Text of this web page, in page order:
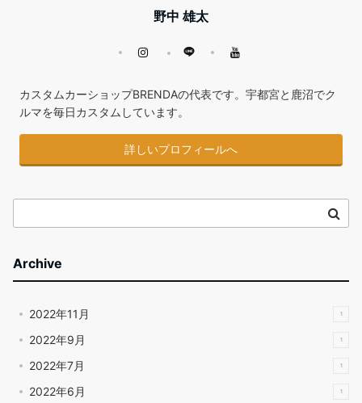
野中 雄太
カスタムカーショップBRENDAの代表です。宇都宮と鹿沼でク
ルマを毎日カスタムしています。
詳しいプロフィールへ
Archive
2022年11月 1
2022年9月 1
2022年7月 1
2022年6月 1